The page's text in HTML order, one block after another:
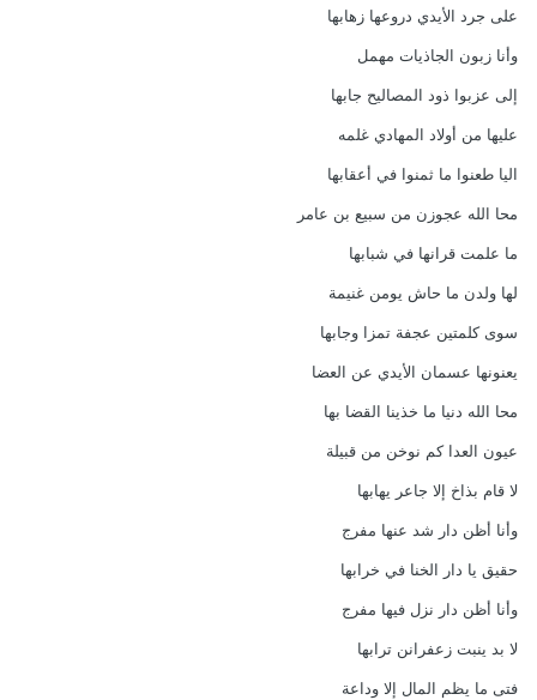
على جرد الأيدي دروعها زهابها
وأنا زبون الجاذيات مهمل
إلى عزبوا ذود المصاليح جابها
عليها من أولاد المهادي غلمه
اليا طعنوا ما ثمنوا في أعقابها
محا الله عجوزن من سبيع بن عامر
ما علمت قرانها في شبابها
لها ولدن ما حاش يومن غنيمة
سوى كلمتين عجفة تمزا وجابها
يعنونها عسمان الأيدي عن العضا
محا الله دنيا ما خذينا القضا بها
عيون العدا كم نوخن من قبيلة
لا قام بذاخ إلا جاعر يهابها
وأنا أظن دار شد عنها مفرج
حقيق يا دار الخنا في خرابها
وأنا أظن دار نزل فيها مفرج
لا بد ينبت زعفرانن ترابها
فتى ما يظم المال إلا وداعة